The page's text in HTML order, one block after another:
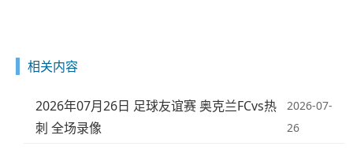
相关内容
2026年07月26日 足球友谊赛 奥克兰FCvs热
刺 全场录像
2026-07-
26